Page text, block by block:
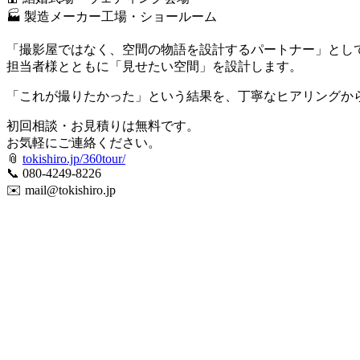
🏭 製造メーカー工場・ショールーム
「撮影屋ではなく、空間の物語を設計するパートナー」とし
担当者様とともに「見せたい空間」を設計します。
「これが撮りたかった」という結果を、丁寧なヒアリングか
初回相談・お見積りは無料です。
お気軽にご連絡ください。
📎 tokishiro.jp/360tour/
📞 080-4249-8226
✉️ mail@tokishiro.jp